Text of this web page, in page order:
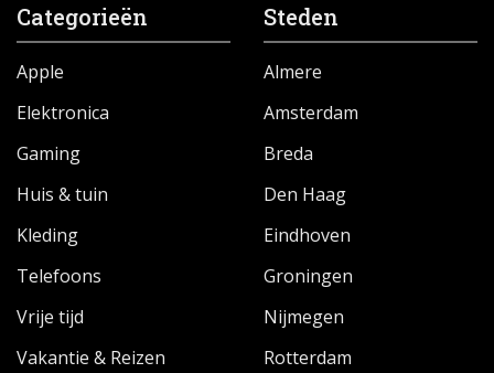
Categorieën
Apple
Elektronica
Gaming
Huis & tuin
Kleding
Telefoons
Vrije tijd
Vakantie & Reizen
Steden
Almere
Amsterdam
Breda
Den Haag
Eindhoven
Groningen
Nijmegen
Rotterdam